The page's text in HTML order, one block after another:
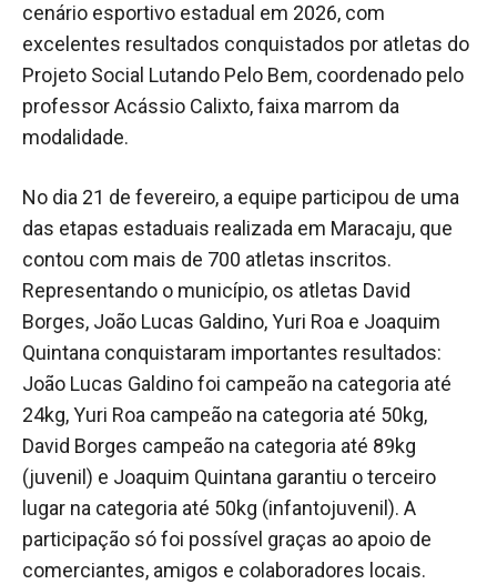
cenário esportivo estadual em 2026, com
excelentes resultados conquistados por atletas do
Projeto Social Lutando Pelo Bem, coordenado pelo
professor Acássio Calixto, faixa marrom da
modalidade.
No dia 21 de fevereiro, a equipe participou de uma
das etapas estaduais realizada em Maracaju, que
contou com mais de 700 atletas inscritos.
Representando o município, os atletas David
Borges, João Lucas Galdino, Yuri Roa e Joaquim
Quintana conquistaram importantes resultados:
João Lucas Galdino foi campeão na categoria até
24kg, Yuri Roa campeão na categoria até 50kg,
David Borges campeão na categoria até 89kg
(juvenil) e Joaquim Quintana garantiu o terceiro
lugar na categoria até 50kg (infantojuvenil). A
participação só foi possível graças ao apoio de
comerciantes, amigos e colaboradores locais.